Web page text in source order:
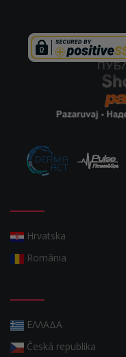
Hrvatska
România
ΕΛΛΑΔΑ
Česká republika